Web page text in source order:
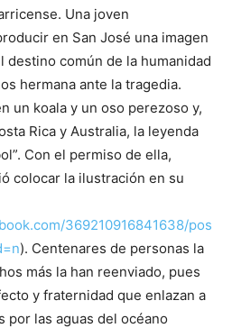
Una joven
en San José una imagen
común de la humanidad
hermana ante la tragedia.
un koala y un oso perezoso y,
Rica y Australia, la leyenda
Con el permiso de ella,
colocar la ilustración en su
369210916841638/pos
). Centenares de personas la
más la han reenviado, pues
y fraternidad que enlazan a
por las aguas del océano